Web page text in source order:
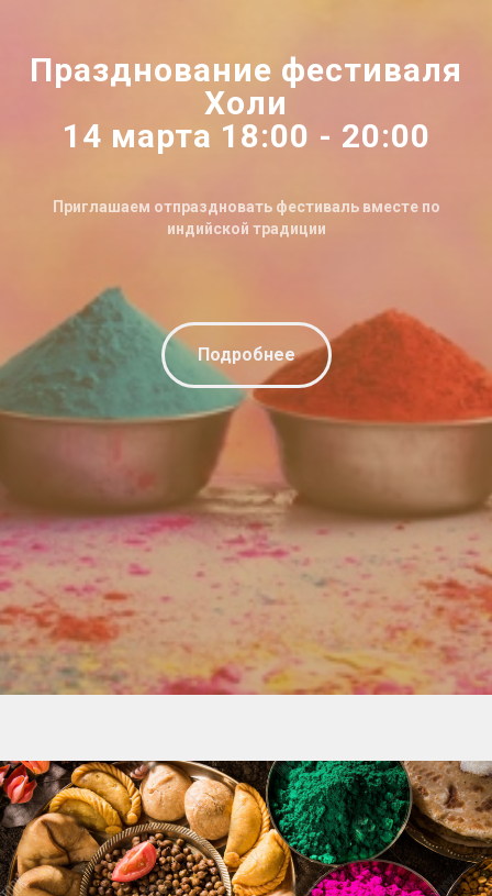
Празднование фестиваля
Холи
14 марта 18:00 - 20:00
Приглашаем отпраздновать фестиваль вместе по
индийской традиции
Подробнее